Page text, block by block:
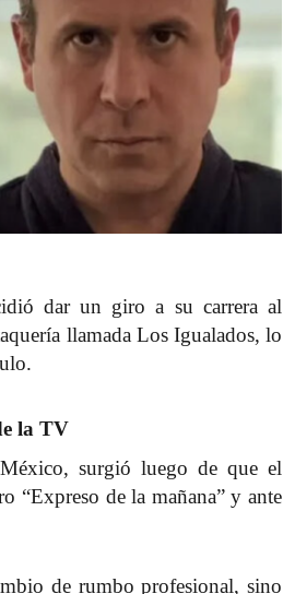
dar un giro a su carrera al
llamada Los Igualados, lo
la TV
surgió luego de que el
“Expreso de la mañana” y ante
de rumbo profesional, sino